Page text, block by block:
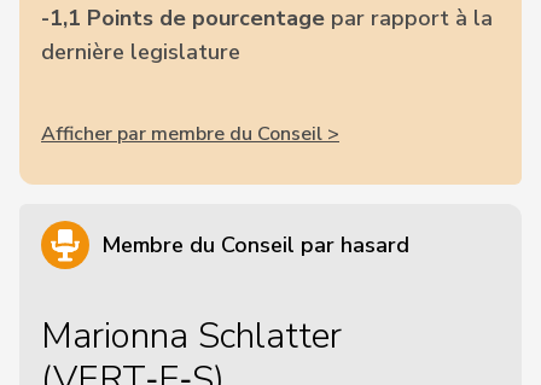
-1,1 Points de pourcentage par rapport à la
dernière legislature
Afficher par membre du Conseil >
Membre du Conseil par hasard
Marionna Schlatter